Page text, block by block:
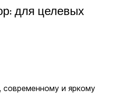
для целевых
и яркому